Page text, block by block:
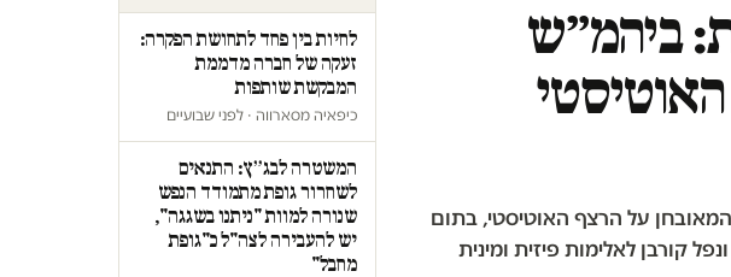
ביהמ״ש
למעצר בית את הנער בן ה-14 מיפו, המאובחן על הרצף האוטיסטי, בתום
קורבן לאלימות פיזית ומינית
לחיות בין פחד לתחושת הפקרה:
זעקה של חברה מדממת
המבקשת שותפות
כיפאיה מסארווה · לפני שבועיים
המשטרה לבג״ץ: התנאים
לשחרור גופת מתמודד הנפש
שנורה למוות "ניתנו בשגגה",
יש להעבירה לצה"ל כ"גופת
מחבל"